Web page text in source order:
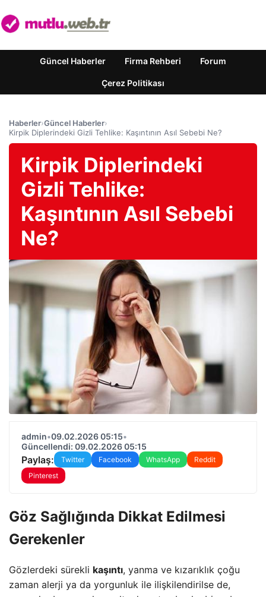
Güncel Haberler Firma Rehberi Forum
Çerez Politikası
Haberler›Güncel Haberler›
Kirpik Diplerindeki Gizli Tehlike: Kaşıntının Asıl Sebebi Ne?
Kirpik Diplerindeki
Gizli Tehlike:
Kaşıntının Asıl Sebebi
Ne?
admin•09.02.2026 05:15•
Güncellendi: 09.02.2026 05:15
Paylaş: Twitter Facebook WhatsApp
Reddit
Pinterest
Göz Sağlığında Dikkat Edilmesi
Gerekenler
Gözlerdeki sürekli kaşıntı, yanma ve kızarıklık çoğu
zaman alerji ya da yorgunluk ile ilişkilendirilse de,